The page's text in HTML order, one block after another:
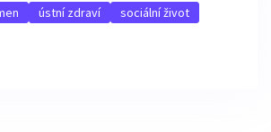
ústní zdraví
sociální život